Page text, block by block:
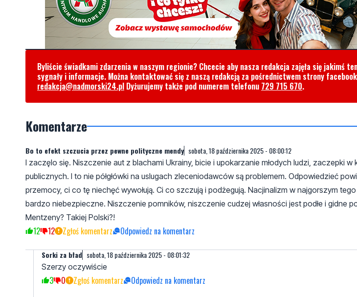
Byliście świadkami zdarzenia w naszym regionie? Chcecie aby nasza redakcja zajęła się jakimś
sygnały i informacje. Można kontaktować się z naszą redakcją za pośrednictwem strony
redakcja@nadmorski24.pl Dyżurujemy także pod numerem telefonu 729 715 670.
Komentarze
Bo to efekt szczucia przez pewne polityczne mendy sobota, 18 października 2025 - 08:00:12
I zaczęlo się. Niszczenie aut z blachami Ukrainy, bicie i upokarzanie młodych ludzi, zaczepki w
publicznych. I to nie półgłówki na uslugach zleceniodawców są problemem. Odpowiedzieć
przemocy, ci co tę niechęć wywołują. Ci co szczują i podżegują. Nacjinalizm w najgorszym
bardzo niebezpieczne. Niszczenie pomników, niszczenie cudzej własności jest podłe i gidne
Mentzeny? Takiej Polski?!
12 12 Zgłoś komentarz Odpowiedz na komentarz
Sorki za bład sobota, 18 października 2025 - 08:01:32
Szerzy oczywiście
3 0 Zgłoś komentarz Odpowiedz na komentarz